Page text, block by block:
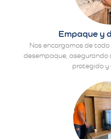
Empaque y
Nos encargamos de
desempaque, asegurando
protegido y